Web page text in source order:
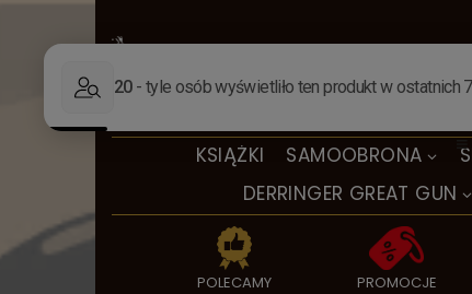
KSIĄŻKI SAMOOBRONA
DERRINGER GREAT GUN
POLECAMY PROMOCJE